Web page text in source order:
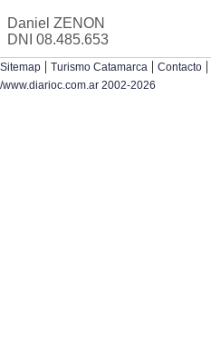
Daniel ZENON
DNI 08.485.653
Sitemap | Turismo Catamarca | Contacto |
/www.diarioc.com.ar 2002-2026